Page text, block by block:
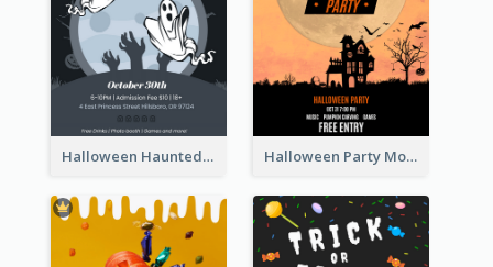
Halloween Haunted House Party Poster Halloween Party Moon Photo Poster